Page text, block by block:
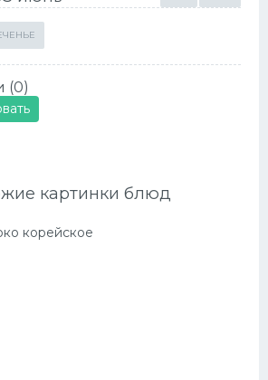
(0)
картинки блюд